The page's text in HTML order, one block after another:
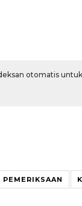
otomatis
PEMERIKSAAN